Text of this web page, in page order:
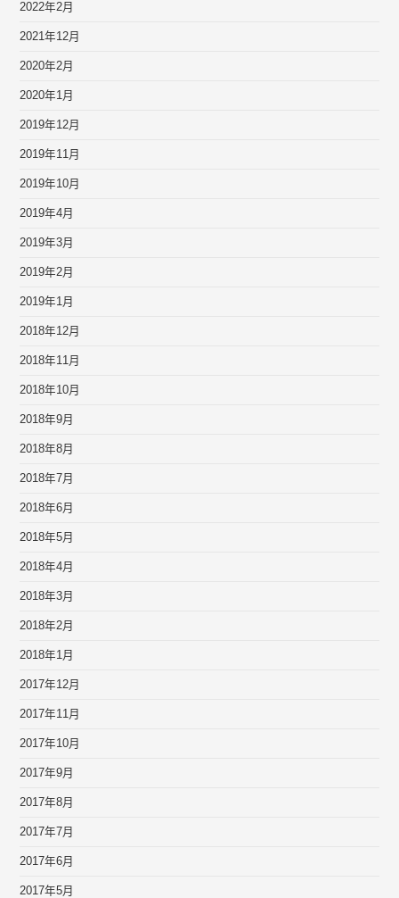
2022年2月
2021年12月
2020年2月
2020年1月
2019年12月
2019年11月
2019年10月
2019年4月
2019年3月
2019年2月
2019年1月
2018年12月
2018年11月
2018年10月
2018年9月
2018年8月
2018年7月
2018年6月
2018年5月
2018年4月
2018年3月
2018年2月
2018年1月
2017年12月
2017年11月
2017年10月
2017年9月
2017年8月
2017年7月
2017年6月
2017年5月